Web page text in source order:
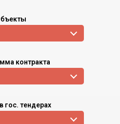
контракта
гос. тендерах